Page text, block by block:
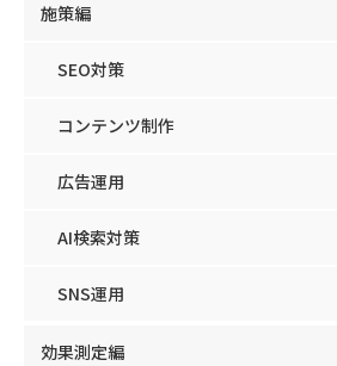
施策編
SEO対策
コンテンツ制作
広告運用
AI検索対策
SNS運用
効果測定編